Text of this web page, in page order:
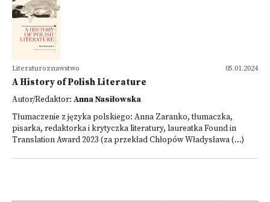
05.01.2024
Literaturoznawstwo
A History of Polish Literature
Autor/Redaktor: Anna Nasiłowska
Tłumaczenie z języka polskiego: Anna Zaranko, tłumaczka,
pisarka, redaktorka i krytyczka literatury, laureatka Found in
Translation Award 2023 (za przekład Chłopów Władysława (...)